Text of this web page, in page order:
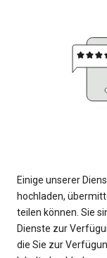
Einige unserer
hochladen,
teilen können. Sie
Dienste zur
die Sie zur